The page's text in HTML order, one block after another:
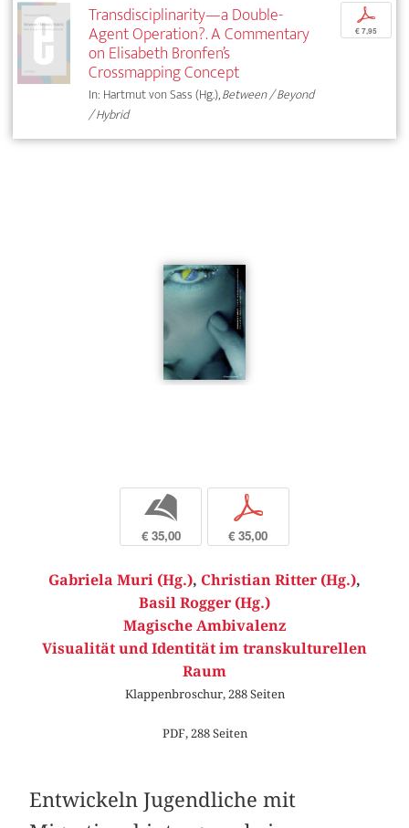
Transdisciplinarity—a Double-
Agent Operation?. A Commentary
on Elisabeth Bronfen’s
Crossmapping Concept
In: Hartmut von Sass (Hg.),Between / Beyond
/ Hybrid
p
€ 7,95
b
€ 35,00
p
€ 35,00
Gabriela Muri (Hg.), Christian Ritter (Hg.),
Basil Rogger (Hg.)
Magische Ambivalenz
Visualität und Identität im transkulturellen
Raum
Klappenbroschur, 288 Seiten
PDF, 288 Seiten
Entwickeln Jugendliche mit